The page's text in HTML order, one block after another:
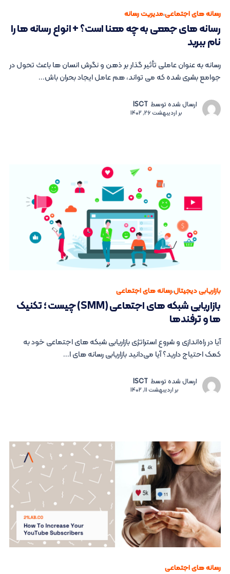
رسانه های اجتماعی،مدیریت رسانه
رسانه های جمعی به چه معنا است؟ + انواع رسانه ها را
نام ببرید
رسانه به عنوان عاملی تأثیر گذار بر ذهن و نگرش انسان ها باعث تحول در
جوامع بشری شده که می ‌تواند، هم عامل ایجاد بحران باش...
ارسال شده توسط ISCT
براردیبهشت 26, 1402
بازاریابی دیجیتال،رسانه های اجتماعی
بازاریابی شبکه های اجتماعی (SMM) چیست ؛ تکنیک
ها و ترفندها
آیا در راه‌اندازی و شروع استراتژی بازاریابی شبکه های اجتماعی خود به
کمک احتیاج دارید؟ آیا می‌دانید بازاریابی رسانه های ا...
ارسال شده توسط ISCT
براردیبهشت 11, 1402
رسانه های اجتماعی